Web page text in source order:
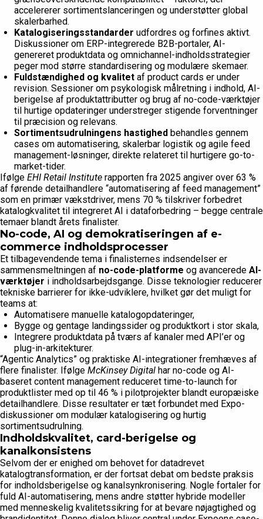
accelererer sortimentslanceringen og understøtter global
skalerbarhed.
Katalogiseringsstandarder udfordres og forfines aktivt.
Diskussioner om ERP-integrerede B2B-portaler, AI-
genereret produktdata og omnichannel-indholdsstrategier
peger mod større standardisering og modulære skemaer.
Fuldstændighed og kvalitet af product cards er under
revision. Sessioner om psykologisk målretning i indhold, AI-
berigelse af produktattributter og brug af no-code-værktøjer
til hurtige opdateringer understreger stigende forventninger
til præcision og relevans.
Sortimentsudrulningens hastighed behandles gennem
cases om automatisering, skalerbar logistik og agile feed
management-løsninger, direkte relateret til hurtigere go-to-
market-tider.
Ifølge EHI Retail Institute rapporten fra 2025 angiver over 63 %
af førende detailhandlere “automatisering af feed management”
som en primær vækstdriver, mens 70 % tilskriver forbedret
katalogkvalitet til integreret AI i dataforbedring – begge centrale
temaer blandt årets finalister.
No-code, AI og demokratiseringen af e-
commerce indholdsprocesser
Et tilbagevendende tema i finalisternes indsendelser er
sammensmeltningen af no-code-platforme og avancerede AI-
værktøjer i indholdsarbejdsgange. Disse teknologier reducerer
tekniske barrierer for ikke-udviklere, hvilket gør det muligt for
teams at:
Automatisere manuelle katalogopdateringer,
Bygge og gentage landingssider og produktkort i stor skala,
Integrere produktdata på tværs af kanaler med API’er og
plug-in-arkitekturer.
“Agentic Analytics” og praktiske AI-integrationer fremhæves af
flere finalister. Ifølge McKinsey Digital har no-code og AI-
baseret content management reduceret time-to-launch for
produktlister med op til 46 % i pilotprojekter blandt europæiske
detailhandlere. Disse resultater er tæt forbundet med Expo-
diskussioner om modulær katalogisering og hurtig
sortimentsudrulning.
Indholdskvalitet, card-berigelse og
kanalkonsistens
Selvom der er enighed om behovet for datadrevet
katalogtransformation, er der fortsat debat om bedste praksis
for indholdsberigelse og kanalsynkronisering. Nogle fortaler for
fuld AI-automatisering, mens andre støtter hybride modeller
med menneskelig kvalitetssikring for at bevare nøjagtighed og